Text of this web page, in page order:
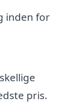
inden for
pris.